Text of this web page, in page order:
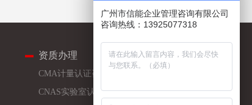
资质办理
CMA计量认证咨询资质
CNAS实验室认可
公司业绩
一体化客户
广州市信能企业管理咨询有限公司
咨询热线：13925077318